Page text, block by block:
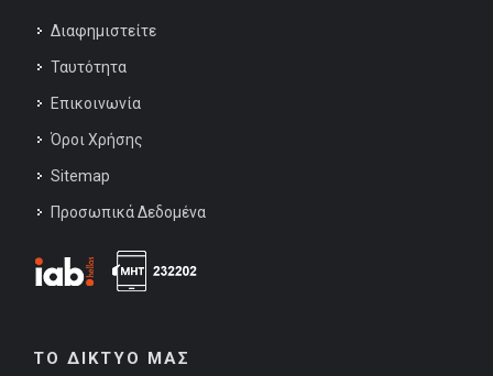
Διαφημιστείτε
Ταυτότητα
Επικοινωνία
Όροι Χρήσης
Sitemap
Προσωπικά Δεδομένα
ΤΟ ΔΙΚΤΥΟ ΜΑΣ